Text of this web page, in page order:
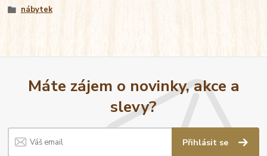
nábytek
Máte zájem o novinky, akce a
slevy?
Přihlásit se